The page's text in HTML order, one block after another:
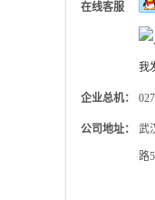
在线客服
企业总机：
公司地址： 武
路